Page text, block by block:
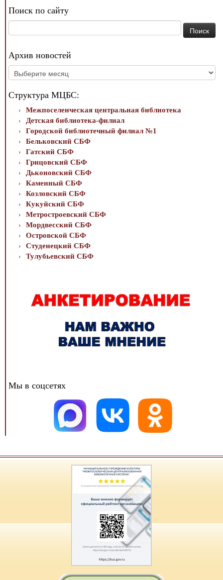
Поиск по сайту
Архив новостей
Архив
новостей
Структура МЦБС:
Межпоселенческая центральная библиотека
Детская библиотека-филиал
Городской библиотечный филиал №1
Бельковский СБФ
Гатский СБФ
Грицовский СБФ
Дьконовский СБФ
Каменный СБФ
Козловский СБФ
Кукуйский СБФ
Метростроевский СБФ
Мордвесский СБФ
Островской СБФ
Студенецкий СБФ
Тулубьевский СБФ
Мы в соцсетях